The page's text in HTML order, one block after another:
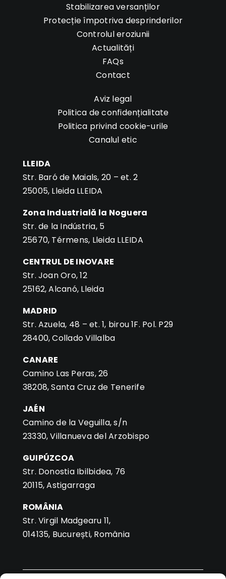
Stabilizarea versanților
Protecție împotriva desprinderilor
Controlul eroziunii
Actualități
FAQs
Contact
Aviz legal
Politica de confidențialitate
Politica privind cookie-urile
Canalul etic
LLEIDA
Str. Baró de Maials, 20 – et. 2
25005, Lleida LLEIDA
Zona Industrială la Noguera
Str. de la Indústria, 5
25670, Térmens, Lleida LLEIDA
CENTRUL DE INOVARE
Str. Joan Oro, 12
25162, Alcanó, Lleida
MADRID
Str. Azuela, 48 – et. 1, birou 1F. Pol. P29
28400, Collado Villalba
CANARE
Camino Las Peras, 26
38208, Santa Cruz de Tenerife
JAÉN
Camino de la Veguilla, s/n
23330, Villanueva del Arzobispo
GUIPÚZCOA
Str. Donostia Ibilbidea, 76
20115, Astigarraga
ROMÂNIA
Str. Virgil Madgearu 11,
014135, București, România